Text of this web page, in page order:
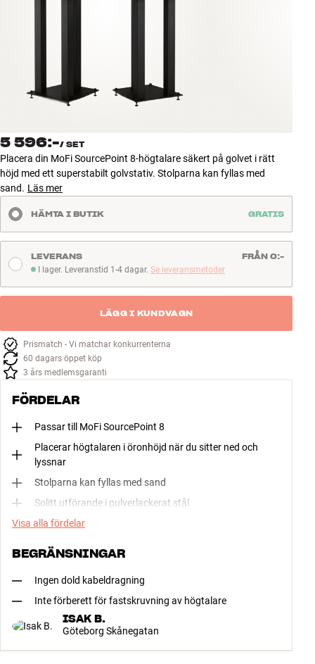
MÄRKEN
ERBJUDANDEN
Hitta Butik
Kundtjänst
Logga in
Kundtjänst
Företag
5 596:-/ SET
Placera din MoFi SourcePoint 8-högtalare säkert på golvet i rätt
höjd med ett superstabilt golvstativ. Stolparna kan fyllas med
sand. Läs mer
HÄMTA I BUTIK GRATIS
I lager. Leveranstid 1-4 dagar
I lager. Leveranstid 1-4 dagar. Se leveransmetoder
LEVERANS FRÅN 0:-
LÄGG I KUNDVAGN
Prismatch - Vi matchar konkurrenterna
60 dagars öppet köp
3 års medlemsgaranti
FÖRDELAR
Passar till MoFi SourcePoint 8
Placerar högtalaren i öronhöjd när du sitter ned och
lyssnar
Stolparna kan fyllas med sand
Solitt utförande i pulverlackerat stål
Visa alla fördelar
BEGRÄNSNINGAR
Ingen dold kabeldragning
Inte förberett för fastskruvning av högtalare
ISAK B.
Göteborg Skånegatan